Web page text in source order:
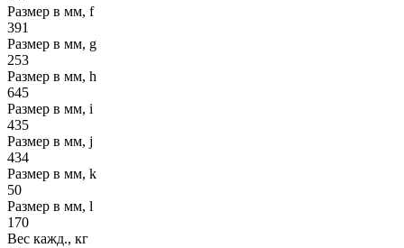
Размер в мм, f
391
Размер в мм, g
253
Размер в мм, h
645
Размер в мм, i
435
Размер в мм, j
434
Размер в мм, k
50
Размер в мм, l
170
Вес кажд., кг